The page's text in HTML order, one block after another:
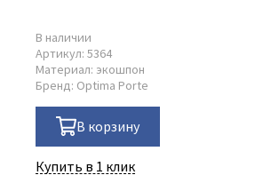
В наличии
Артикул: 5364
Материал: экошпон
Бренд: Optima Porte
В корзину
Купить в 1 клик